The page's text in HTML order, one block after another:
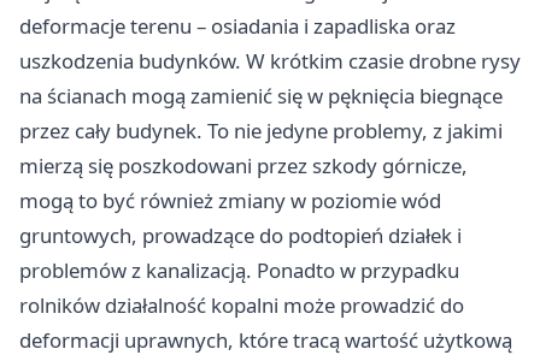
deformacje terenu – osiadania i zapadliska oraz
uszkodzenia budynków. W krótkim czasie drobne rysy
na ścianach mogą zamienić się w pęknięcia biegnące
przez cały budynek. To nie jedyne problemy, z jakimi
mierzą się poszkodowani przez szkody górnicze,
mogą to być również zmiany w poziomie wód
gruntowych, prowadzące do podtopień działek i
problemów z kanalizacją. Ponadto w przypadku
rolników działalność kopalni może prowadzić do
deformacji uprawnych, które tracą wartość użytkową